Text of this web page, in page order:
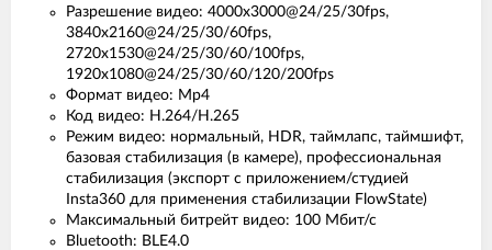
Разрешение видео: 4000x3000@24/25/30fps,
3840x2160@24/25/30/60fps,
2720x1530@24/25/30/60/100fps,
1920x1080@24/25/30/60/120/200fps
Формат видео: Mp4
Код видео: H.264/H.265
Режим видео: нормальный, HDR, таймлапс, таймшифт,
базовая стабилизация (в камере), профессиональная
стабилизация (экспорт с приложением/студией
Insta360 для применения стабилизации FlowState)
Максимальный битрейт видео: 100 Мбит/с
Bluetooth: BLE4.0